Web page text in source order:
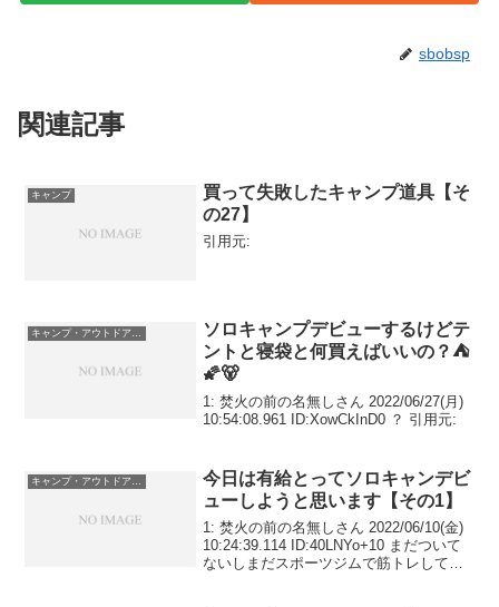
sbobsp
関連記事
キャンプ
買って失敗したキャンプ道具【そ
の27】
引用元:
ソロキャンプデビューするけどテ
ントと寝袋と何買えばいいの？⛺
🌠🐻
1: 焚火の前の名無しさん 2022/06/27(月)
10:54:08.961 ID:XowCkInD0 ？ 引用元:
今日は有給とってソロキャンデビ
ューしようと思います【その1】
1: 焚火の前の名無しさん 2022/06/10(金)
10:24:39.114 ID:40LNYo+10 まだついて
ないしまだスポーツジムで筋トレしてる